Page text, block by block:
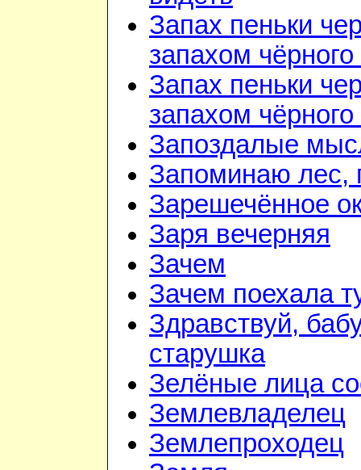
Запах пеньки
запахом
Запах пеньки
запахом
Запоздалые
Запоминаю лес,
Зарешечённое
Заря вечерняя
Зачем
Зачем поехала
Здравствуй,
старушка
Зелёные лица
Землевладелец
Землепроходец